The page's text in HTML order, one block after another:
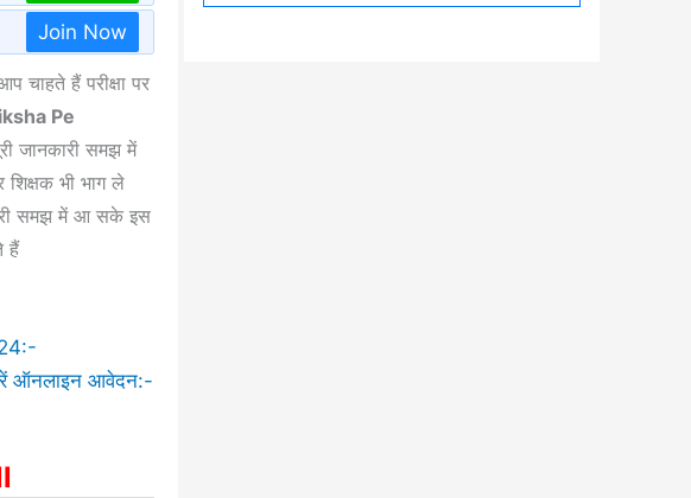
Join Now
चाहते हैं परीक्षा पर
Pe
जानकारी समझ में
भी भाग ले
समझ में आ सके इस
हैं
ऑनलाइन आवेदन:-